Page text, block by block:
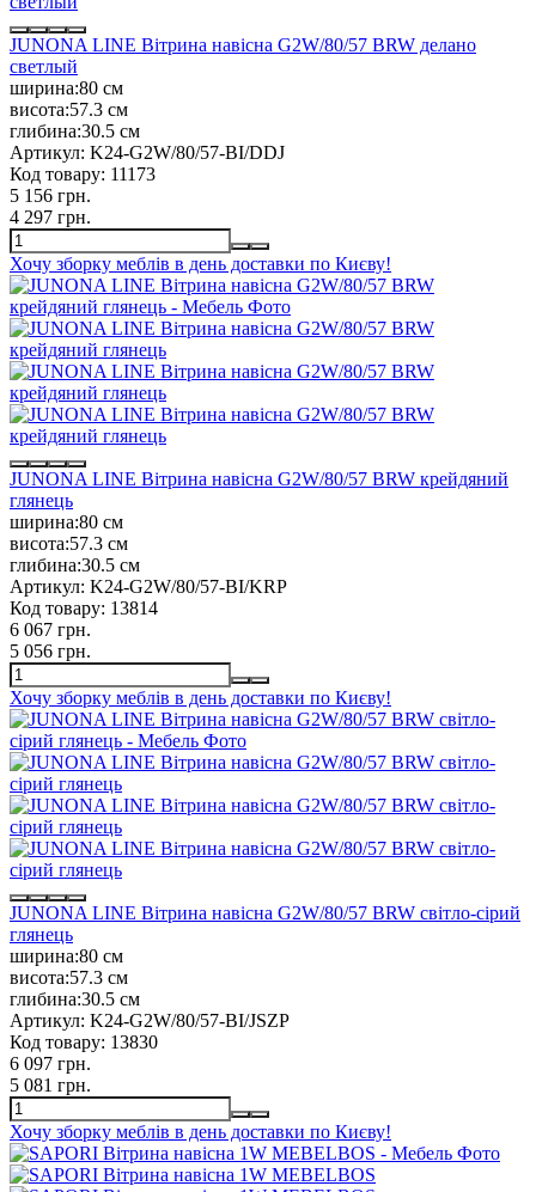
JUNONA LINE Вітрина навісна G2W/80/57 BRW делано
светлый
ширина:80 см
висота:57.3 см
глибина:30.5 см
Артикул: K24-G2W/80/57-BI/DDJ
Код товару: 11173
5 156 грн.
4 297 грн.
Хочу зборку меблів в день доставки по Києву!
JUNONA LINE Вітрина навісна G2W/80/57 BRW крейдяний
глянець
ширина:80 см
висота:57.3 см
глибина:30.5 см
Артикул: K24-G2W/80/57-BI/KRP
Код товару: 13814
6 067 грн.
5 056 грн.
Хочу зборку меблів в день доставки по Києву!
JUNONA LINE Вітрина навісна G2W/80/57 BRW світло-сірий
глянець
ширина:80 см
висота:57.3 см
глибина:30.5 см
Артикул: K24-G2W/80/57-BI/JSZP
Код товару: 13830
6 097 грн.
5 081 грн.
Хочу зборку меблів в день доставки по Києву!